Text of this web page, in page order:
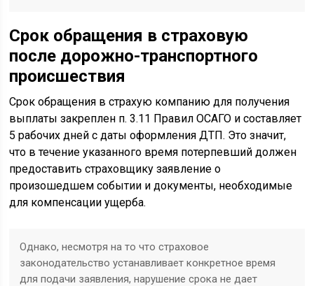
Срок обращения в страховую
после дорожно-транспортного
происшествия
Срок обращения в страхую компанию для получения
выплаты закреплен п. 3.11 Правил ОСАГО и составляет
5 рабочих дней с даты оформления ДТП. Это значит,
что в течение указанного время потерпевший должен
предоставить страховщику заявление о
произошедшем событии и документы, необходимые
для компенсации ущерба.
Однако, несмотря на то что страховое
законодательство устанавливает конкретное время
для подачи заявления, нарушение срока не дает